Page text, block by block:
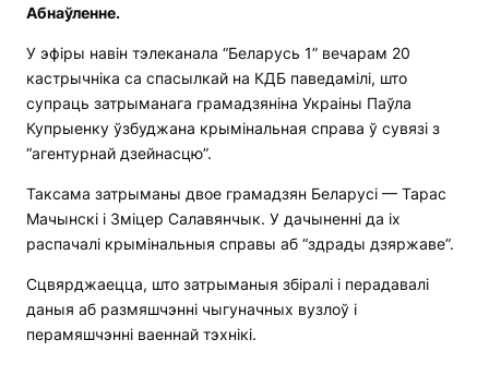
Абнаўленне.
У эфіры навін тэлеканала “Беларусь 1” вечарам 20
кастрычніка са спасылкай на КДБ паведамілі, што
супраць затрыманага грамадзяніна Украіны Паўла
Купрыенку ўзбуджана крымінальная справа ў сувязі з
“агентурнай дзейнасцю”.
Таксама затрыманы двое грамадзян Беларусі — Тарас
Мачынскі і Зміцер Салавянчык. У дачыненні да іх
распачалі крымінальныя справы аб “здрады дзяржаве”.
Сцвярджаецца, што затрыманыя збіралі і перадавалі
даныя аб размяшчэнні чыгуначных вузлоў і
перамяшчэнні ваеннай тэхнікі.